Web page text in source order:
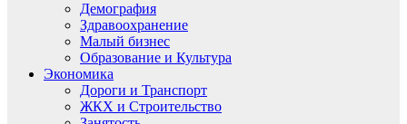
Демография
Здравоохранение
Малый бизнес
Образование и Культура
Экономика
Дороги и Транспорт
ЖКХ и Строительство